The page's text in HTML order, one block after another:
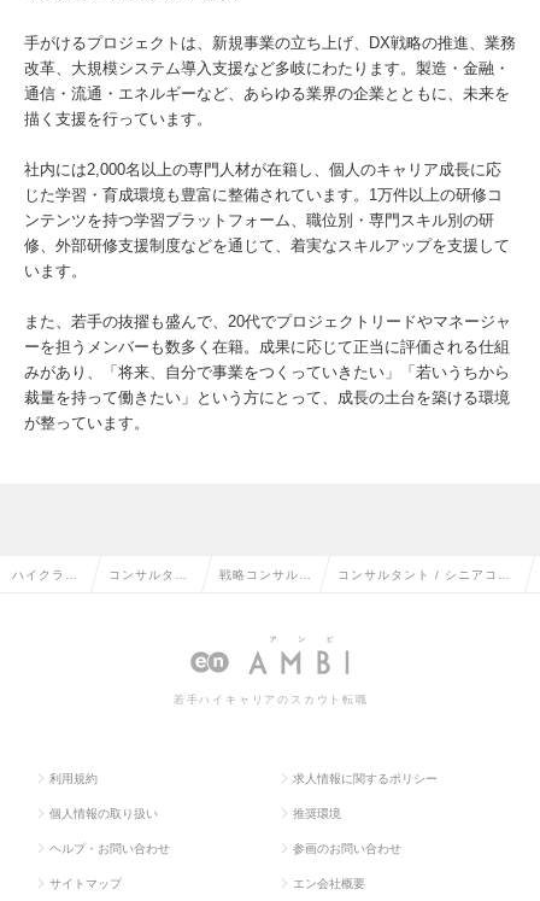
手がけるプロジェクトは、新規事業の立ち上げ、DX戦略の推進、業務
改革、大規模システム導入支援など多岐にわたります。製造・金融・
通信・流通・エネルギーなど、あらゆる業界の企業とともに、未来を
描く支援を行っています。
社内には2,000名以上の専門人材が在籍し、個人のキャリア成長に応
じた学習・育成環境も豊富に整備されています。1万件以上の研修コ
ンテンツを持つ学習プラットフォーム、職位別・専門スキル別の研
修、外部研修支援制度などを通じて、着実なスキルアップを支援して
います。
また、若手の抜擢も盛んで、20代でプロジェクトリードやマネージャ
ーを担うメンバーも数多く在籍。成果に応じて正当に評価される仕組
みがあり、「将来、自分で事業をつくっていきたい」「若いうちから
裁量を持って働きたい」という方にとって、成長の土台を築ける環境
が整っています。
ハイクラス コンサルタン 戦略コンサルタ コンサルタント / シニアコン
若手ハイキャリアのスカウト転職
利用規約 求人情報に関するポリシー
個人情報の取り扱い 推奨環境
ヘルプ・お問い合わせ 参画のお問い合わせ
サイトマップ エン会社概要